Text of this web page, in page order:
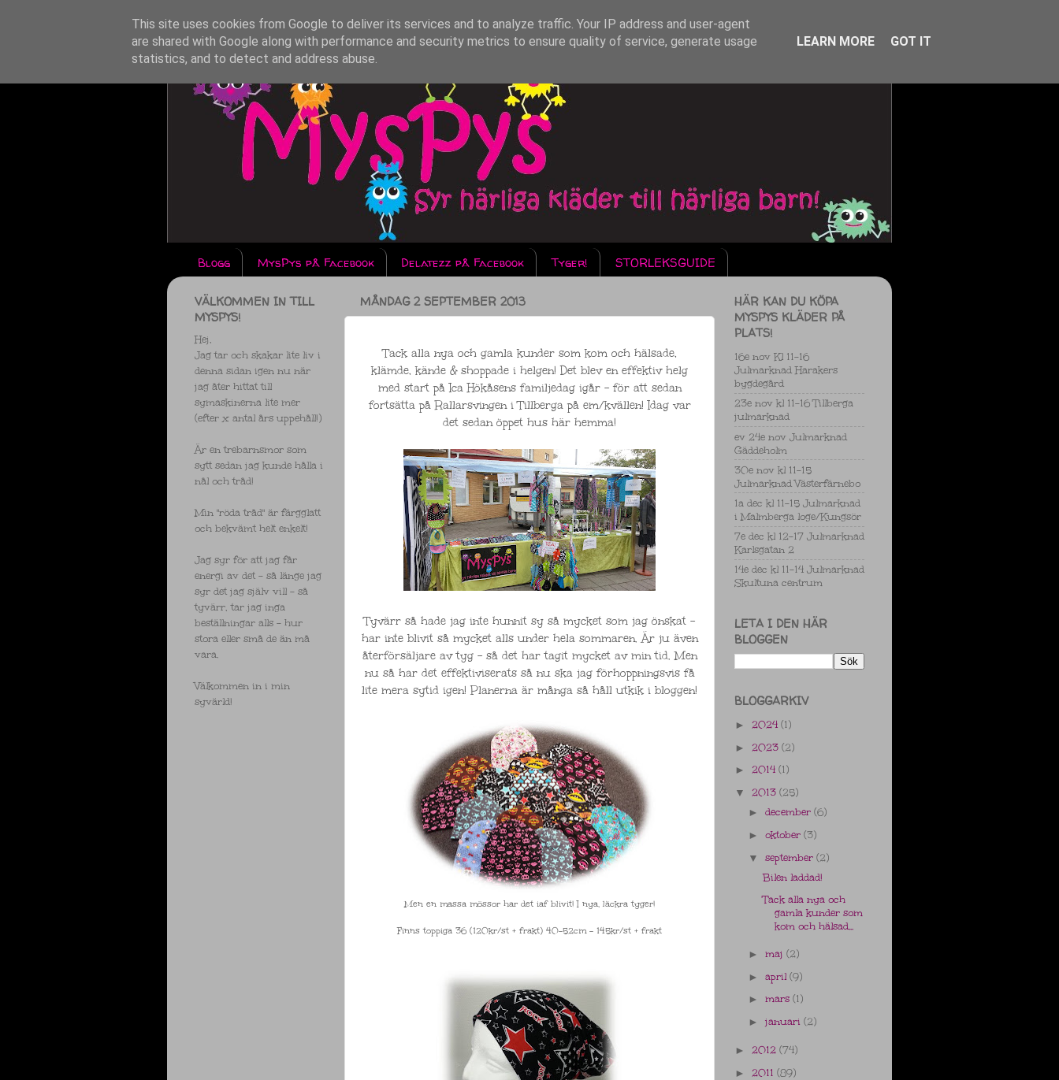
Blogg MysPys på Facebook Delatezz på Facebook Tyger! STORLEKSGUIDE
MÅNDAG 2 SEPTEMBER 2013
Tack alla nya och gamla kunder som kom och hälsade,
klämde, kände & shoppade i helgen! Det blev en effektiv helg
med start på Ica Hökåsens familjedag igår - för att sedan
fortsätta på Rallarsvingen i Tillberga på em/kvällen! Idag var
det sedan öppet hus här hemma!
Tyvärr så hade jag inte hunnit sy så mycket som jag önskat -
har inte blivit så mycket alls under hela sommaren. Är ju även
återförsäljare av tyg - så det har tagit mycket av min tid. Men
nu så har det effektiviserats så nu ska jag förhoppningsvis få
lite mera sytid igen! Planerna är många så håll utkik i bloggen!
Men en massa mössor har det iaf blivit! I nya, läckra tyger!
Finns toppiga 36 (120kr/st + frakt) 40-52cm - 145kr/st + frakt
VÄLKOMMEN IN TILL
MYSPYS!
Hej,
Jag tar och skakar lite liv i
denna sidan igen nu när
jag åter hittat till
symaskinerna lite mer
(efter x antal års uppehåll!)
Är en trebarnsmor som
sytt sedan jag kunde hålla i
nål och tråd!
Min "röda tråd" är färgglatt
och bekvämt helt enkelt!
Jag syr för att jag får
energi av det - så länge jag
syr det jag själv vill - så
tyvärr, tar jag inga
beställningar alls - hur
stora eller små de än må
vara.
Välkommen in i min
syvärld!
HÄR KAN DU KÖPA
MYSPYS KLÄDER PÅ
PLATS!
16e nov Kl 11-16
Julmarknad Harakers
bygdegård
23e nov kl 11-16 Tillberga
julmarknad
ev 24e nov Julmarknad
Gäddeholm
30e nov kl 11-15
Julmarknad Västerfärnebo
1a dec kl 11-15 Julmarknad
i Malmberga loge/Kungsör
7e dec kl 12-17 Julmarknad
Karlsgatan 2
14e dec kl 11-14 Julmarknad
Skultuna centrum
LETA I DEN HÄR
BLOGGEN
BLOGGARKIV
► 2024 (1)
► 2023 (2)
► 2014 (1)
▼ 2013 (25)
►december(6)
►oktober(3)
▼september(2)
Bilen laddad!
Tack alla nya och
gamla kunder som
kom och hälsad...
►maj(2)
►april(9)
►mars(1)
►januari(2)
► 2012 (74)
► 2011 (89)
This site uses cookies from Google to deliver its services and to analyze traffic. Your IP address and user-agent
are shared with Google along with performance and security metrics to ensure quality of service, generate usage
statistics, and to detect and address abuse.
LEARN MORE GOT IT